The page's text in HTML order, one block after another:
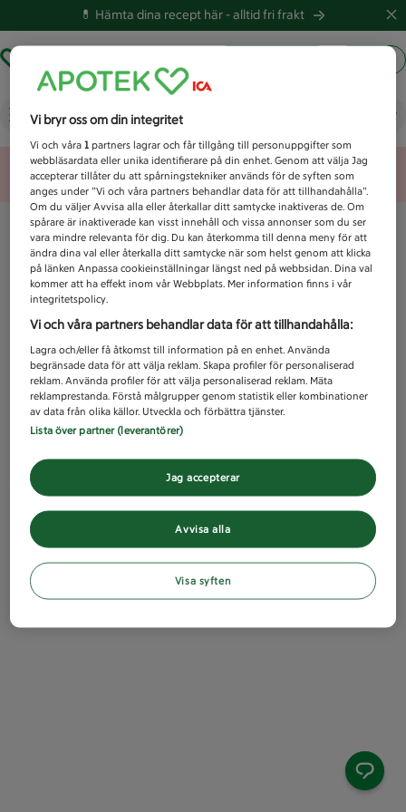
💊 Hämta dina recept här -alltid fri frakt
Vad letar du efter idag?
Unknown error
Vi bryr oss om din integritet
Vi och våra1 partners lagrar och får tillgång till personuppgifter som
webbläsardata eller unika identifierare på din enhet. Genom att välja Jag
accepterar tillåter du att spårningstekniker används för de syften som
anges under ”Vi och våra partners behandlar data för att tillhandahålla”.
Om du väljer Avvisa alla eller återkallar ditt samtycke inaktiveras de. Om
spårare är inaktiverade kan visst innehåll och vissa annonser som du ser
vara mindre relevanta för dig. Du kan återkomma till denna meny för att
ändra dina val eller återkalla ditt samtycke när som helst genom att klicka
på länken Anpassa cookieinställningar längst ned på webbsidan. Dina val
kommer att ha effekt inom vår Webbplats. Mer information finns i vår
integritetspolicy.
Vi och våra partners behandlar data för att tillhandahålla:
Lagra och/eller få åtkomst till information på en enhet. Använda
begränsade data för att välja reklam. Skapa profiler för personaliserad
reklam. Använda profiler för att välja personaliserad reklam. Mäta
reklamprestanda. Förstå målgrupper genom statistik eller kombinationer
av data från olika källor. Utveckla och förbättra tjänster.
Lista över partner (leverantörer)
Avvisa alla
Jag accepterar
Visa syften